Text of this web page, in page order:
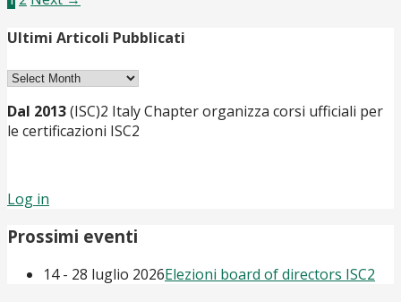
navigation
Ultimi Articoli Pubblicati
Ultimi
Pubblicati
Dal 2013(ISC)2 Italy Chapter organizza corsi ufficiali per
le certificazioni ISC2
Log in
Prossimi eventi
14 - 28 luglio 2026Elezioni board of directors ISC2